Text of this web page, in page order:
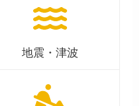
地震・津波